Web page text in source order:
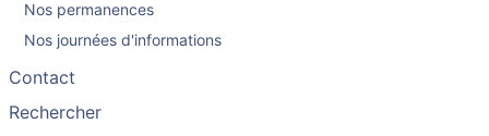
Nos permanences
Nos journées d'informations
Contact
Rechercher